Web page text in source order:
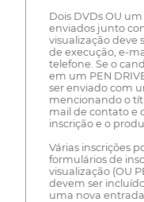
Dois DVDs OU
enviados junto
visualização deve
de execução, e-
telefone. Se o
em um PEN
ser enviado com
mencionando o
mail de contato e
inscrição e o
Várias inscrições
formulários de
visualização (OU
devem ser
uma nova entrada.